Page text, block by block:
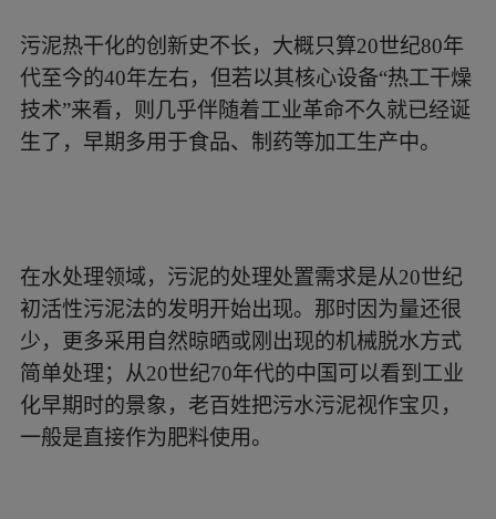
污泥热干化的创新史不长，大概只算20世纪80年
代至今的40年左右，但若以其核心设备“热工干燥
技术”来看，则几乎伴随着工业革命不久就已经诞
生了，早期多用于食品、制药等加工生产中。
在水处理领域，污泥的处理处置需求是从20世纪
初活性污泥法的发明开始出现。那时因为量还很
少，更多采用自然晾晒或刚出现的机械脱水方式
简单处理；从20世纪70年代的中国可以看到工业
化早期时的景象，老百姓把污水污泥视作宝贝，
一般是直接作为肥料使用。